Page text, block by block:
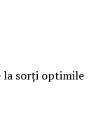
la sorți optimile